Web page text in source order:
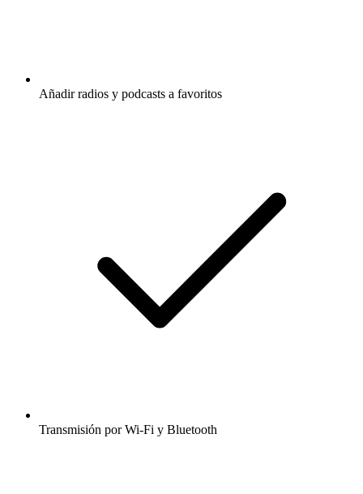
Añadir radios y podcasts a favoritos
Transmisión por Wi-Fi y Bluetooth